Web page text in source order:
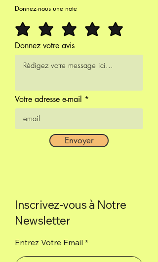
Donnez-nous une note
Donnez votre avis
Votre adresse e-mail
Envoyer
Inscrivez-vous à Notre
Newsletter
Entrez Votre Email